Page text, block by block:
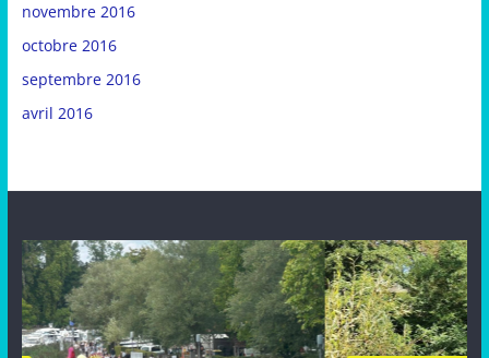
novembre 2016
octobre 2016
septembre 2016
avril 2016